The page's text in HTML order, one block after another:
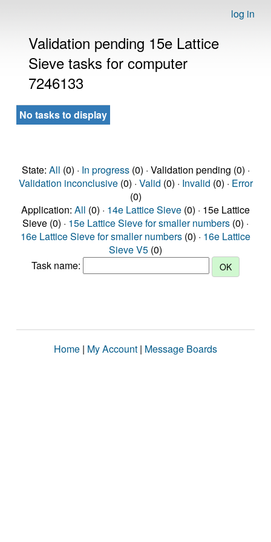
log in
Validation pending 15e Lattice
Sieve tasks for computer
7246133
No tasks to display
State: All (0) · In progress(0) · Validation pending (0) ·
Validation inconclusive(0) · Valid (0) · Invalid (0) · Error
(0)
Application: All (0) · 14e Lattice Sieve (0) · 15e Lattice
Sieve (0) · 15e Lattice Sieve for smaller numbers (0) ·
16e Lattice Sieve for smaller numbers (0) · 16e Lattice
Sieve V5 (0)
Task name:
Home | My Account | Message Boards